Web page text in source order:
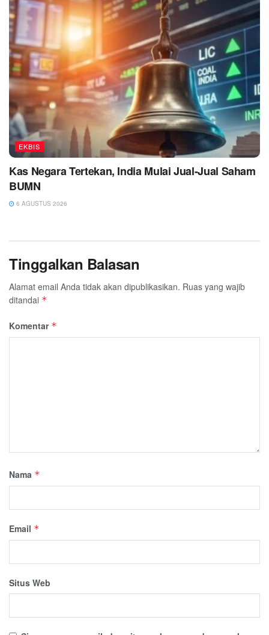
EKBIS
Kas Negara Tertekan, India Mulai Jual-Jual Saham
BUMN
6 AGUSTUS 2026
Tinggalkan Balasan
Alamat email Anda tidak akan dipublikasikan. Ruas yang wajib
ditandai *
Komentar *
Nama *
Email *
Situs Web